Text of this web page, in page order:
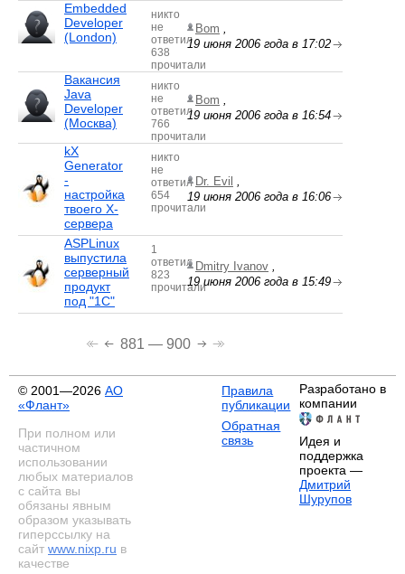
Embedded
Developer
(London)
никто
не
ответил
638
прочитали
Bom ,
19 июня 2006 года в 17:02
Вакансия
Java
Developer
(Москва)
никто
не
ответил
766
прочитали
Bom ,
19 июня 2006 года в 16:54
kX
Generator
-
настройка
твоего X-
сервера
никто
не
ответил
654
прочитали
Dr. Evil ,
19 июня 2006 года в 16:06
ASPLinux
выпустила
серверный
продукт
под "1С"
1
ответил
823
прочитали
Dmitry Ivanov ,
19 июня 2006 года в 15:49
881 — 900
© 2001—2026 АО
«Флант»
При полном или
частичном
использовании
любых материалов
с сайта вы
обязаны явным
образом указывать
гиперссылку на
сайт www.nixp.ru в
качестве
Правила
публикации
Обратная
связь
Разработано в
компании
Идея и
поддержка
проекта —
Дмитрий
Шурупов